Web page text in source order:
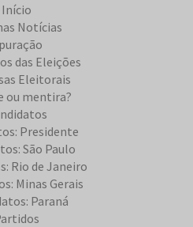
Início
Notícias
das Eleições
Eleitorais
ou mentira?
Presidente
São Paulo
Rio de Janeiro
Minas Gerais
Paraná